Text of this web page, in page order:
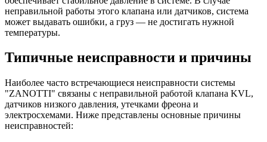
неправильной работы этого клапана или датчиков, система
может выдавать ошибки, а груз — не достигать нужной
температуры.
Типичные неисправности и причины
Наиболее часто встречающиеся неисправности системы
"ZANOTTI" связаны с неправильной работой клапана KVL,
датчиков низкого давления, утечками фреона и
электросхемами. Ниже представлены основные причины
неисправностей: